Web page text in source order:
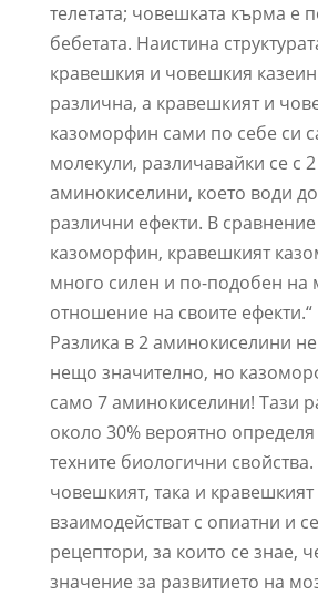
телетата; човешката кърма е
бебетата. Наистина
кравешкия и човешкия
различна, а кравешкият и
казоморфин сами по себе си
молекули, различавайки се с 2
аминокиселини, което води
различни ефекти. В
казоморфин, кравешкият
много силен и по-подобен
отношение на своите ефекти.“
Разлика в 2 аминокиселини
нещо значително, но
само 7 аминокиселини! Тази
около 30% вероятно определя
техните биологични свойства.
човешкият, така и
взаимодействат с опиатни и
рецептори, за които се знае,
значение за развитието на